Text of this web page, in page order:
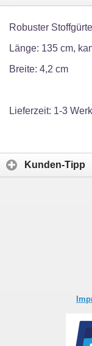
Robuster
Länge: 135 cm,
Breite: 4,2 cm
Lieferzeit: 1-3
Kunden-Tipp